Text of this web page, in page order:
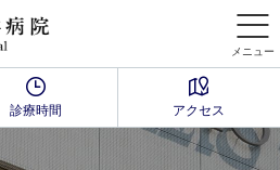
メニュー
診療時間 アクセス